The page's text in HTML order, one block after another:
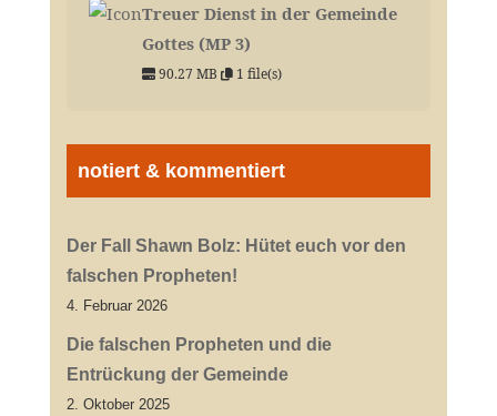
Treuer Dienst in der Gemeinde
Gottes (MP 3)
90.27 MB 1 file(s)
notiert & kommentiert
Der Fall Shawn Bolz: Hütet euch vor den
falschen Propheten!
4. Februar 2026
Die falschen Propheten und die
Entrückung der Gemeinde
2. Oktober 2025